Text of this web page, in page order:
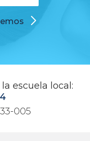
escuela local:
005